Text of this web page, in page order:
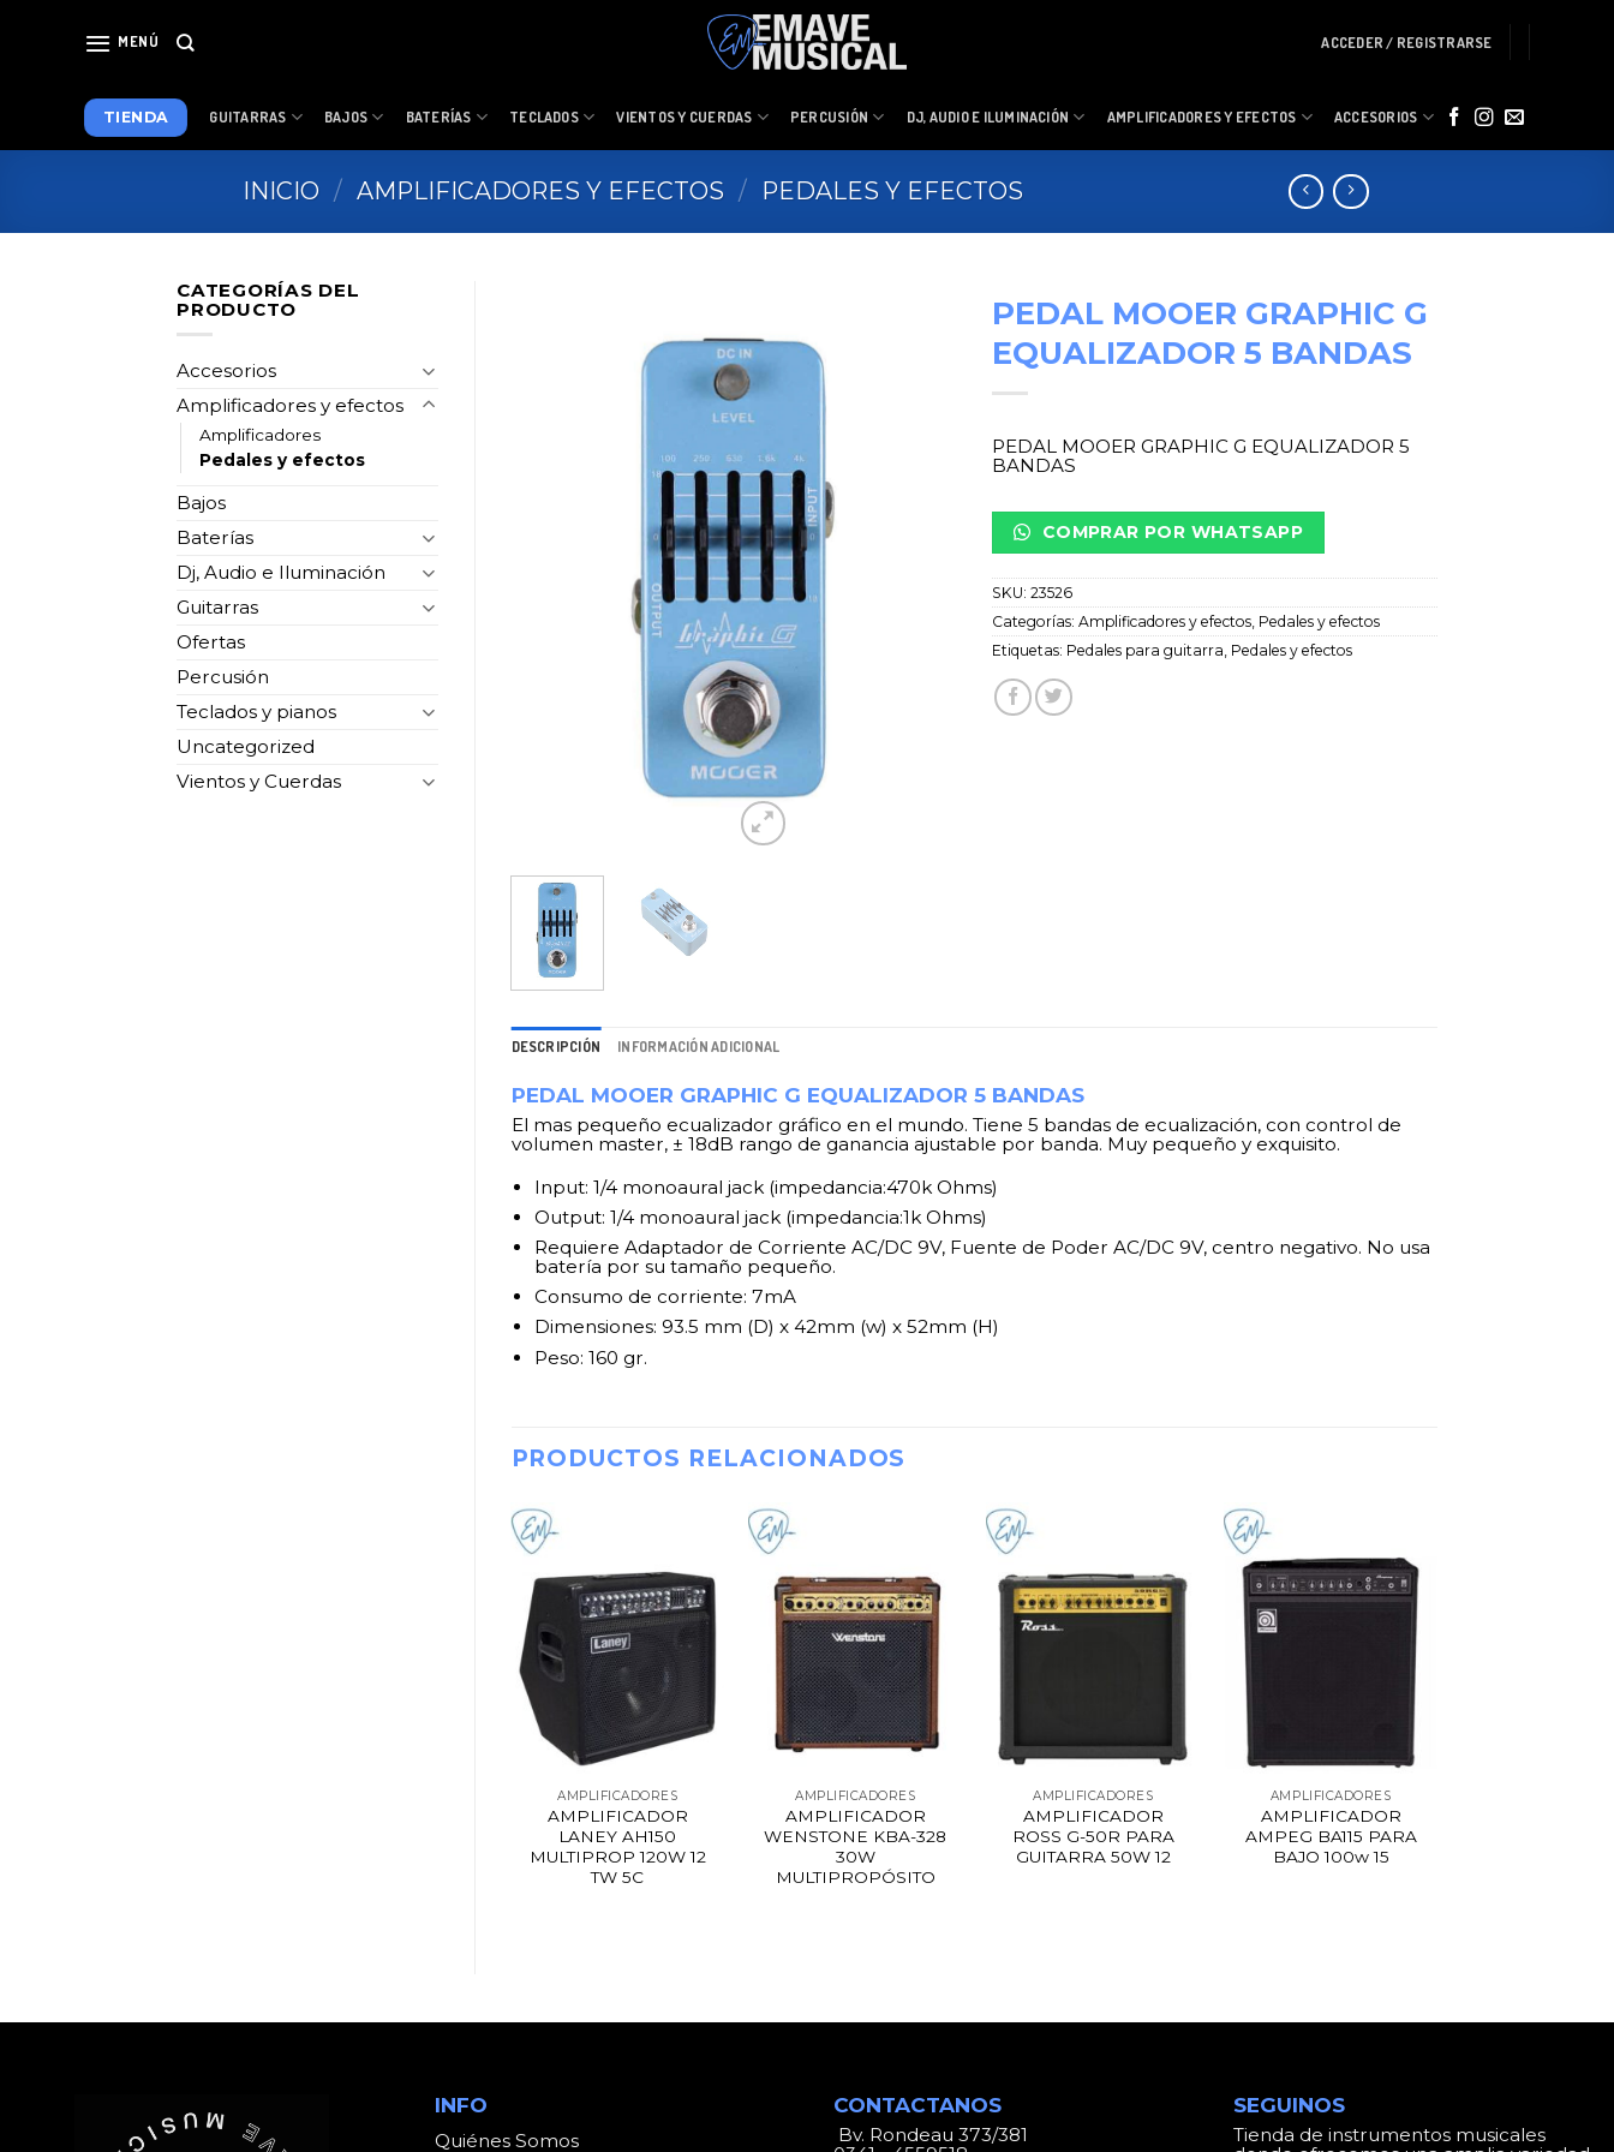
MENÚ ACCEDER / REGISTRARSE
TIENDA GUITARRAS BAJOS BATERÍAS TECLADOS VIENTOS Y CUERDAS PERCUSIÓN DJ, AUDIO E ILUMINACIÓN AMPLIFICADORES Y EFECTOS ACCESORIOS
INICIO / AMPLIFICADORES Y EFECTOS / PEDALES Y EFECTOS
CATEGORÍAS DEL
PRODUCTO
Accesorios
Amplificadores y efectos
Amplificadores
Pedales y efectos
Bajos
Baterías
Dj, Audio e Iluminación
Guitarras
Ofertas
Percusión
Teclados y pianos
Uncategorized
Vientos y Cuerdas
PEDAL MOOER GRAPHIC G
EQUALIZADOR 5 BANDAS
PEDAL MOOER GRAPHIC G EQUALIZADOR 5
BANDAS
COMPRAR POR WHATSAPP
SKU:23526
Categorías:Amplificadores y efectos Pedales y efectos
Etiquetas: Pedales para guitarra Pedales y efectos
DESCRIPCIÓN INFORMACIÓN ADICIONAL
PEDAL MOOER GRAPHIC G EQUALIZADOR 5 BANDAS
El mas pequeño ecualizador gráfico en el mundo. Tiene 5 bandas de ecualización, con control de
volumen master, ± 18dB rango de ganancia ajustable por banda. Muy pequeño y exquisito.
Input: 1/4 monoaural jack (impedancia:470k Ohms)
Output: 1/4 monoaural jack (impedancia:1k Ohms)
Requiere Adaptador de Corriente AC/DC 9V, Fuente de Poder AC/DC 9V, centro negativo. No usa
batería por su tamaño pequeño.
Consumo de corriente: 7mA
Dimensiones: 93.5 mm (D) x 42mm (w) x 52mm (H)
Peso: 160 gr.
PRODUCTOS RELACIONADOS
AMPLIFICADORES
AMPLIFICADOR
LANEY AH150
MULTIPROP 120W 12
TW 5C
AMPLIFICADORES
AMPLIFICADOR
WENSTONE KBA-328
30W
MULTIPROPÓSITO
AMPLIFICADORES
AMPLIFICADOR
ROSS G-50R PARA
GUITARRA 50W 12
AMPLIFICADORES
AMPLIFICADOR
AMPEG BA115 PARA
BAJO 100w 15
INFO
Quiénes Somos
CONTACTANOS
Bv. Rondeau 373/381
SEGUINOS
Tienda de instrumentos musicales